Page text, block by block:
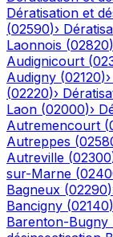
Dératisation et
(02590)›
Laonnois (02820)
Audignicourt (
Audigny (02120)›
(02220)›
Laon (02000)›
Autremencourt (
Autreppes (
Autreville (02300
sur-Marne (
Bagneux (02290)
Bancigny (02140)
Barenton-Bugny